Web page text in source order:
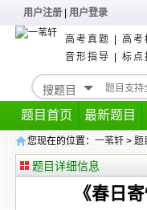
用户注册 用户登录
高考真题 高考
音形指导
标点
题目首页 最新题目
您现在的位置：一苇轩 >题
题目详细信息
《春日